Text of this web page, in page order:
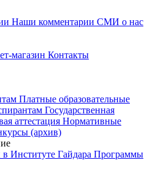
Наши комментарии СМИ о нас
магазин Контакты
Платные образовательные
Государственная
аттестация Нормативные
(архив)
Институте Гайдара Программы